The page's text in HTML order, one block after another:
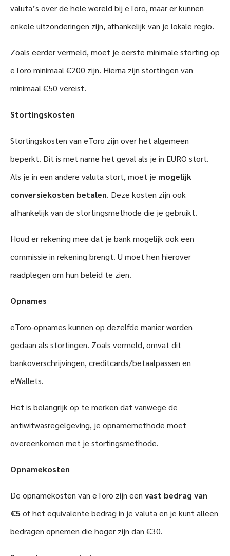
valuta’s over de hele wereld bij eToro, maar er kunnen
enkele uitzonderingen zijn, afhankelijk van je lokale regio.
Zoals eerder vermeld, moet je eerste minimale storting op
eToro minimaal €200 zijn. Hierna zijn stortingen van
minimaal €50 vereist.
Stortingskosten
Stortingskosten van eToro zijn over het algemeen
beperkt. Dit is met name het geval als je in EURO stort.
Als je in een andere valuta stort, moet je mogelijk
conversiekosten betalen. Deze kosten zijn ook
afhankelijk van de stortingsmethode die je gebruikt.
Houd er rekening mee dat je bank mogelijk ook een
commissie in rekening brengt. U moet hen hierover
raadplegen om hun beleid te zien.
Opnames
eToro-opnames kunnen op dezelfde manier worden
gedaan als stortingen. Zoals vermeld, omvat dit
bankoverschrijvingen, creditcards/betaalpassen en
eWallets.
Het is belangrijk op te merken dat vanwege de
antiwitwasregelgeving, je opnamemethode moet
overeenkomen met je stortingsmethode.
Opnamekosten
De opnamekosten van eToro zijn een vast bedrag van
€5 of het equivalente bedrag in je valuta en je kunt alleen
bedragen opnemen die hoger zijn dan €30.